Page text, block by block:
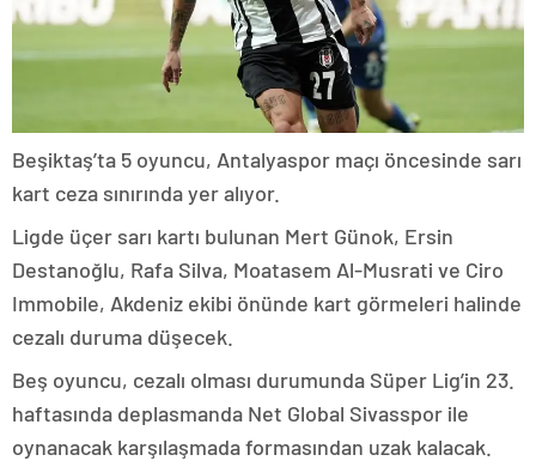
Beşiktaş’ta 5 oyuncu, Antalyaspor maçı öncesinde sarı
kart ceza sınırında yer alıyor.
Ligde üçer sarı kartı bulunan Mert Günok, Ersin
Destanoğlu, Rafa Silva, Moatasem Al-Musrati ve Ciro
Immobile, Akdeniz ekibi önünde kart görmeleri halinde
cezalı duruma düşecek.
Beş oyuncu, cezalı olması durumunda Süper Lig’in 23.
haftasında deplasmanda Net Global Sivasspor ile
oynanacak karşılaşmada formasından uzak kalacak.